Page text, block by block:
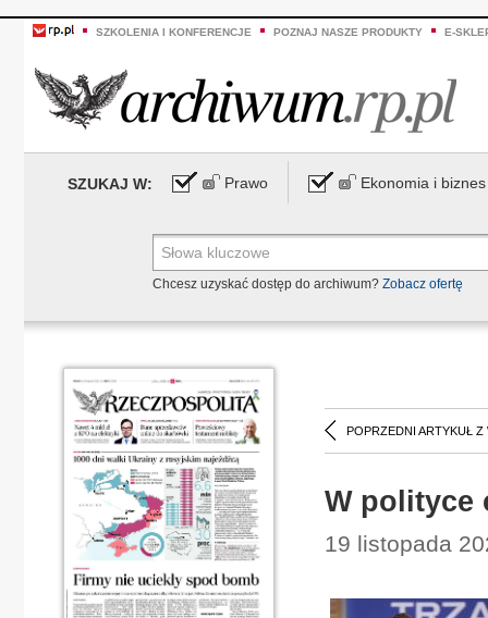
SZKOLENIA I KONFERENCJE POZNAJ NASZE PRODUKTY E-
SZUKAJ W: Prawo Ekonomia i biznes
Chcesz uzyskać dostęp do archiwum? Zobacz ofertę
POPRZEDNI ARTYKUŁ Z
W polityce
19 listopada